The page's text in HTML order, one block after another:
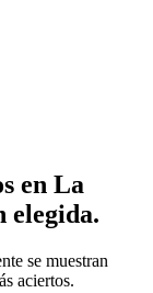
en La
elegida.
se muestran
aciertos.